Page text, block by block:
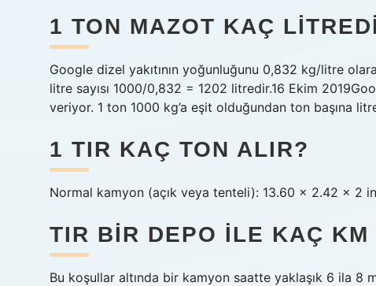
1 TON MAZOT KAÇ
Google dizel yakıtının yoğunluğunu 0,832 kg/litre
litre sayısı 1000/0,832 = 1202 litredir.16 Ekim
veriyor. 1 ton 1000 kg’a eşit olduğundan ton başına
1 TIR KAÇ TON ALIR?
Normal kamyon (açık veya tenteli): 13.60 x 2.42 x 2
TIR BIR DEPO ILE KAÇ KM
Bu koşullar altında bir kamyon saatte yaklaşık 6 ila 8